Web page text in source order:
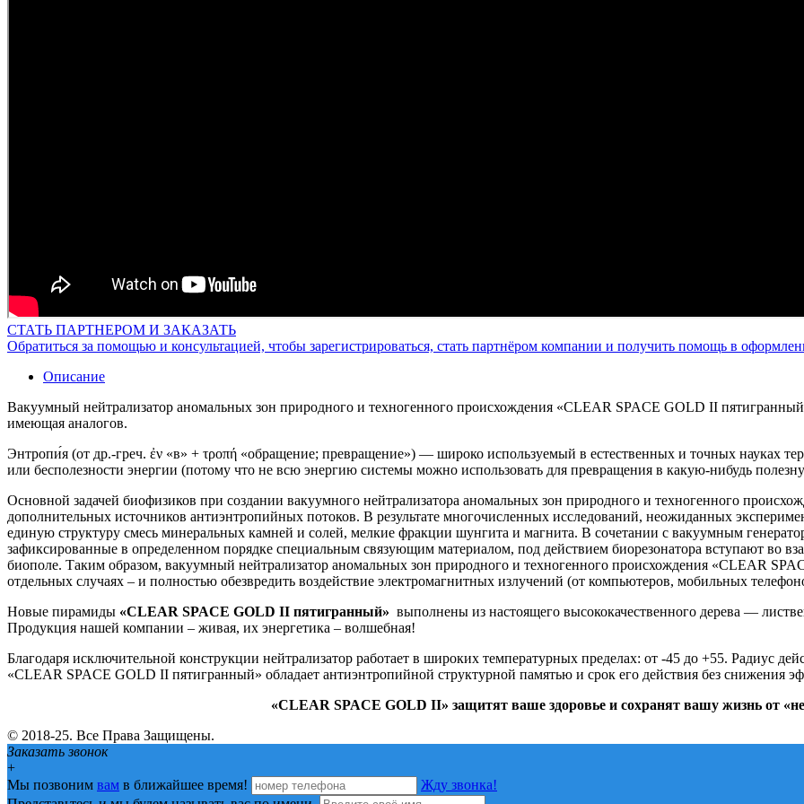
СТАТЬ ПАРТНЕРОМ И ЗАКАЗАТЬ
Обратиться за помощью и консультацией, чтобы зарегистрироваться, стать партнёром компании и получить помощь в
Описание
Вакуумный нейтрализатор аномальных зон природного и техногенного происхождения «CLEAR SPACE GOLD II
имеющая аналогов.
Энтропи́я (от др.-греч. ἐν «в» + τροπή «обращение; превращение») — широко используемый в естественных и точных науках
или бесполезности энергии (потому что не всю энергию системы можно использовать для превращения в какую-нибудь
Основной задачей биофизиков при создании вакуумного нейтрализатора аномальных зон природного и техногенного
дополнительных источников антиэнтропийных потоков. В результате многочисленных исследований, неожиданных
единую структуру смесь минеральных камней и солей, мелкие фракции шунгита и магнита. В сочетании с вакуумным
зафиксированные в определенном порядке специальным связующим материалом, под действием биорезонатора вступают во
биополе. Таким образом, вакуумный нейтрализатор аномальных зон природного и техногенного происхождения «CLEAR
отдельных случаях – и полностью обезвредить воздействие электромагнитных излучений (от компьютеров, мобильных
Новые пирамиды «CLEAR SPACE GOLD II пятигранный» выполнены из настоящего высококачественного дерева —
Продукция нашей компании – живая, их энергетика – волшебная!
Благодаря исключительной конструкции нейтрализатор работает в широких температурных пределах: от -45 до +55. Радиус
«CLEAR SPACE GOLD II пятигранный» обладает антиэнтропийной структурной памятью и срок его действия без снижения
«CLEAR SPACE GOLD II» защитят ваше здоровье и сохранят вашу жизнь от
© 2018-25. Все Права Защищены.
Заказать звонок
+
Мы позвоним вам в ближайшее время!
Жду звонка!